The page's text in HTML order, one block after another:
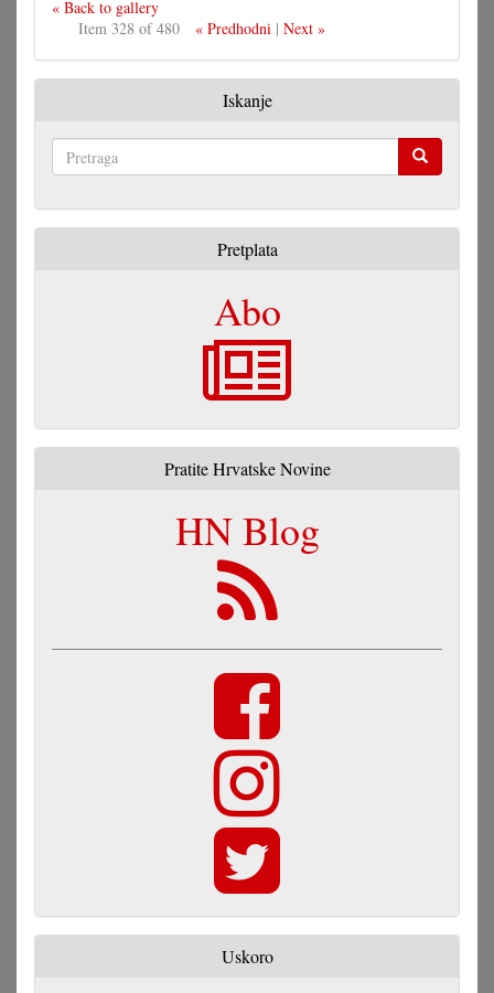
« Back to gallery
Item 328 of 480
« Predhodni| Next »
Iskanje
Pretplata
Abo
Pratite Hrvatske Novine
HN Blog
Uskoro